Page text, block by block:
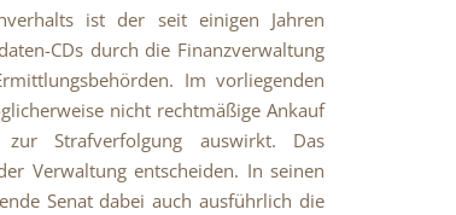
ist der seit einigen Jahren
CDs durch die Finanzverwaltung
Im vorliegenden
nicht rechtmäßige Ankauf
Strafverfolgung auswirkt. Das
Verwaltung entscheiden. In seinen
Senat dabei auch ausführlich die